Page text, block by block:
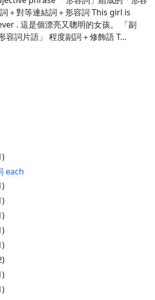
＋對等連結詞＋形容詞 This girl is
. 這是個漂亮又聰明的女孩。 「副
容詞片語」 程度副詞＋修飾語 T...
each